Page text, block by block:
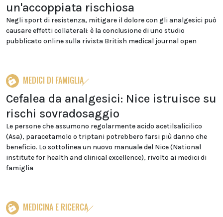
un'accoppiata rischiosa
Negli sport di resistenza, mitigare il dolore con gli analgesici può
causare effetti collaterali: è la conclusione di uno studio
pubblicato online sulla rivista British medical journal open
MEDICI DI FAMIGLIA
Cefalea da analgesici: Nice istruisce su
rischi sovradosaggio
Le persone che assumono regolarmente acido acetilsalicilico
(Asa), paracetamolo o triptani potrebbero farsi più danno che
beneficio. Lo sottolinea un nuovo manuale del Nice (National
institute for health and clinical excellence), rivolto ai medici di
famiglia
MEDICINA E RICERCA